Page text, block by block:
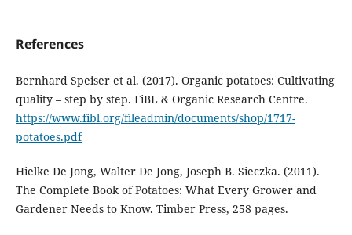
References
Bernhard Speiser et al. (2017). Organic potatoes: Cultivating
quality – step by step. FiBL & Organic Research Centre.
https://www.fibl.org/fileadmin/documents/shop/1717-
potatoes.pdf
Hielke De Jong, Walter De Jong, Joseph B. Sieczka. (2011).
The Complete Book of Potatoes: What Every Grower and
Gardener Needs to Know. Timber Press, 258 pages.